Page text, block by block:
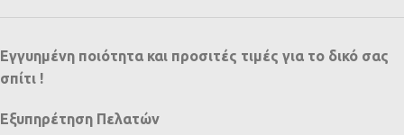
Εγγυημένη ποιότητα και προσιτές τιμές για το δικό σας
σπίτι !
Εξυπηρέτηση Πελατών